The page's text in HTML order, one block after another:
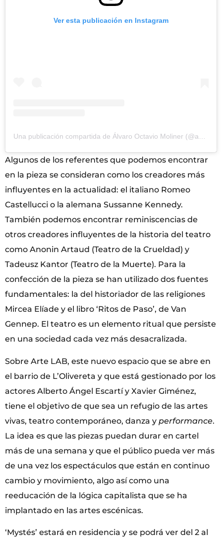
Ver esta publicación en Instagram
Una publicación compartida de Álvaro Octavio Moliner (@aomoliner)
Algunos de los referentes que podemos encontrar
en la pieza se consideran como los creadores más
influyentes en la actualidad: el italiano Romeo
Castellucci o la alemana Sussanne Kennedy.
También podemos encontrar reminiscencias de
otros creadores influyentes de la historia del teatro
como Anonin Artaud (Teatro de la Crueldad) y
Tadeusz Kantor (Teatro de la Muerte). Para la
confección de la pieza se han utilizado dos fuentes
fundamentales: la del historiador de las religiones
Mircea Elíade y el libro ‘Ritos de Paso’, de Van
Gennep. El teatro es un elemento ritual que persiste
en una sociedad cada vez más desacralizada.
Sobre Arte LAB, este nuevo espacio que se abre en
el barrio de L’Olivereta y que está gestionado por los
actores Alberto Ángel Escartí y Xavier Giménez,
tiene el objetivo de que sea un refugio de las artes
vivas, teatro contemporáneo, danza y performance.
La idea es que las piezas puedan durar en cartel
más de una semana y que el público pueda ver más
de una vez los espectáculos que están en continuo
cambio y movimiento, algo así como una
reeducación de la lógica capitalista que se ha
implantado en las artes escénicas.
‘Mystés’ estará en residencia y se podrá ver del 2 al